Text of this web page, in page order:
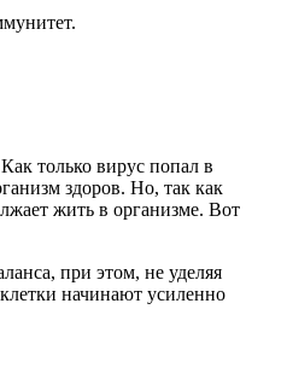
только вирус попал в
здоров. Но, так как
жить в организме. Вот
при этом, не уделяя
начинают усиленно